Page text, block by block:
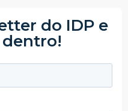
do IDP e